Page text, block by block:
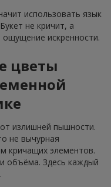
использовать язык
не кричит, а
ощущение искренности.
цветы
излишней пышности.
не вычурная
кричащих элементов.
объёма. Здесь каждый